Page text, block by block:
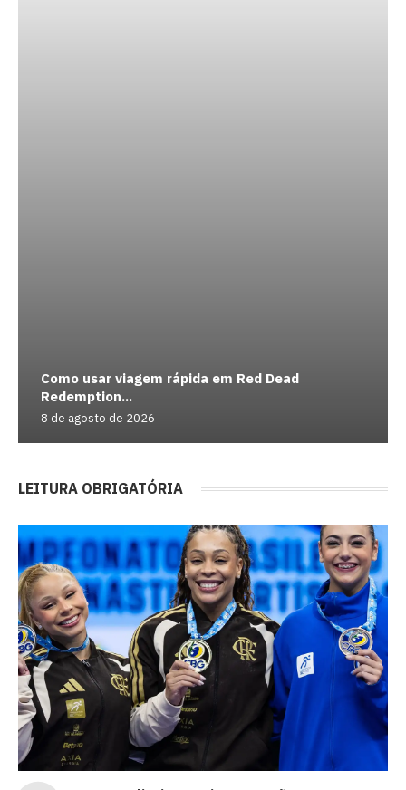
Como usar viagem rápida em Red Dead
Redemption...
8 de agosto de 2026
LEITURA OBRIGATÓRIA